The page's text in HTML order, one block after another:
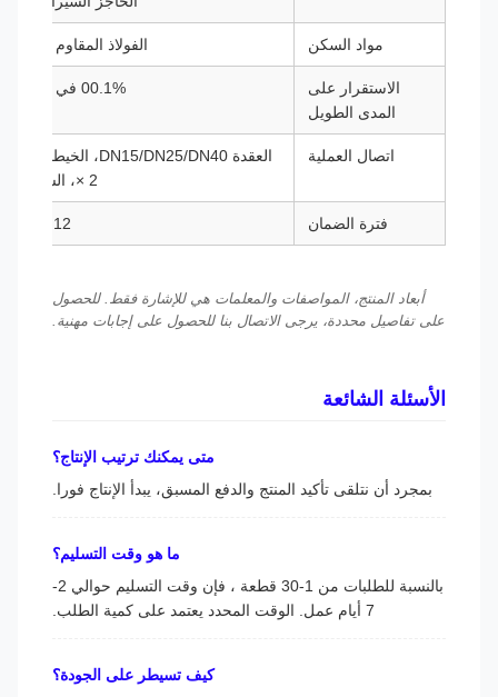
مواد السكن الفولاذ المقاوم للصدأ
الاستقرار على
المدى الطويل
00.1% في السنة
اتصال العملية
العقدة DN15/DN25/DN40، الخيط M27
فترة الضمان
أبعاد المنتج، المواصفات والمعلمات هي للإشارة فقط. للحصول
على تفاصيل محددة، يرجى الاتصال بنا للحصول على إجابات مهنية.
الأسئلة الشائعة
متى يمكنك ترتيب الإنتاج؟
بمجرد أن نتلقى تأكيد المنتج والدفع المسبق، يبدأ الإنتاج فورا.
ما هو وقت التسليم؟
بالنسبة للطلبات من 1-30 قطعة ، فإن وقت التسليم حوالي 2-
كيف تسيطر على الجودة؟